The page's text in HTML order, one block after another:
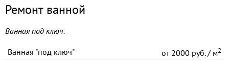
Ремонт ванной
Ванная под ключ.
Ванная "под ключ" от2000 руб. / м2